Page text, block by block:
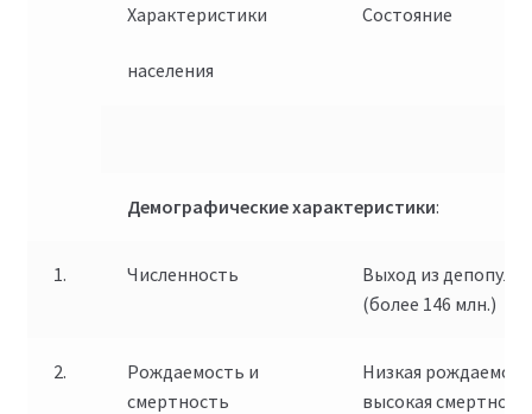
Характеристики
населения
Состояние
Демографические характеристики:
1. Численность
Выход из
(более 146 млн.)
2.
Рождаемость и
смертность
Низкая
высокая